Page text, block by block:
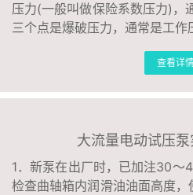
压力(一般叫做保险系数压力)，
三个点是爆破压力，通常是工作
查看详
大流量电动试压
1．新泵在出厂时，已加注30～
检查曲轴箱内润滑油油面高度，